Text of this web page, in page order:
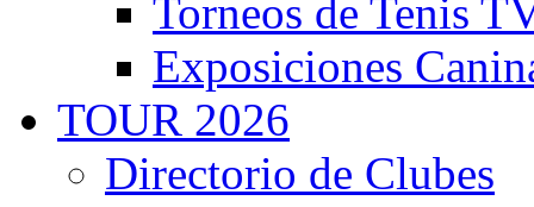
Torneos de Tenis
Exposiciones
TOUR 2026
Directorio de Clubes